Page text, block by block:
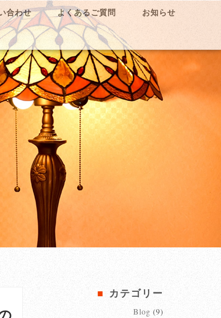
合わせ よくあるご質問 お知らせ
カテゴリー
Blog (9)